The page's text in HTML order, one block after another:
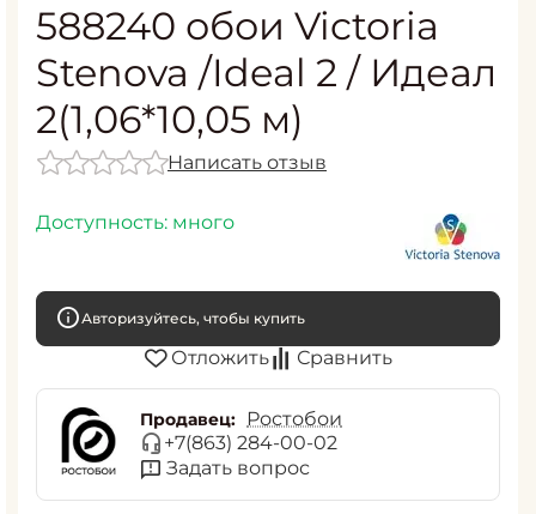
588240 обои Victoria
Stenova /Ideal 2 / Идеал
2(1,06*10,05 м)
Написать отзыв
Доступность: много
Авторизуйтесь, чтобы купить
Отложить Сравнить
Продавец:
Ростобои
+7(863) 284-00-02
Задать вопрос